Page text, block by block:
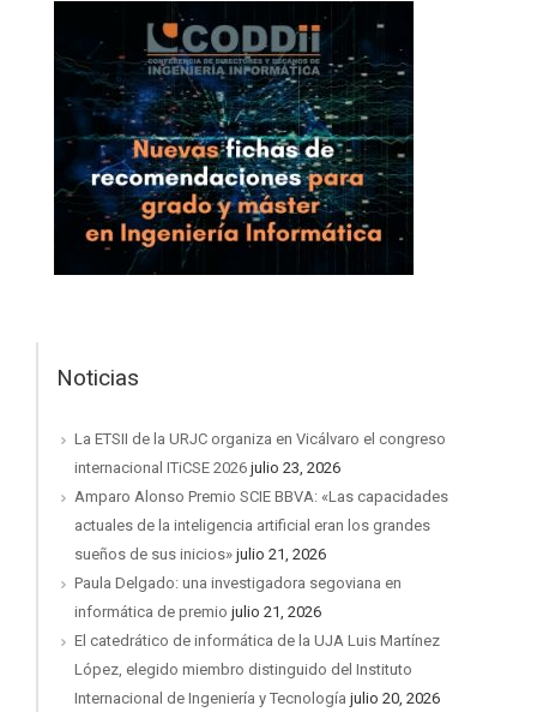
Noticias
La ETSII de la URJC organiza en Vicálvaro el congreso
internacional ITiCSE 2026 julio 23, 2026
Amparo Alonso Premio SCIE BBVA: «Las capacidades
actuales de la inteligencia artificial eran los grandes
sueños de sus inicios» julio 21, 2026
Paula Delgado: una investigadora segoviana en
informática de premio julio 21, 2026
El catedrático de informática de la UJA Luis Martínez
López, elegido miembro distinguido del Instituto
Internacional de Ingeniería y Tecnología julio 20, 2026